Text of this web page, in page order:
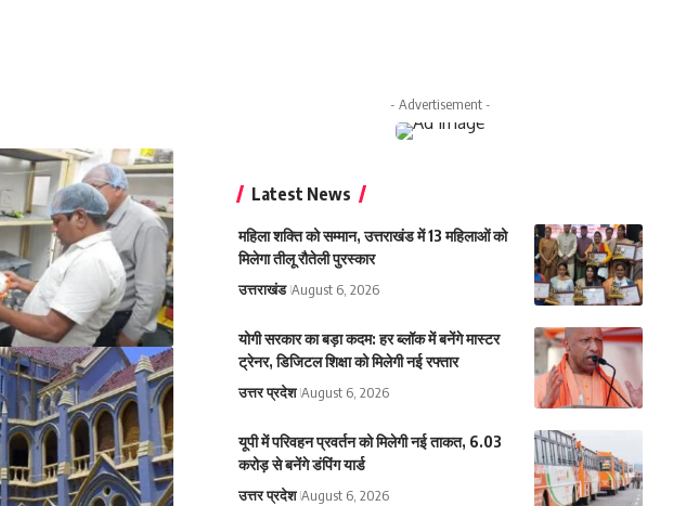
- Advertisement -
Latest News
महिला शक्ति को सम्मान, उत्तराखंड में 13 महिलाओं को
मिलेगा तीलू रौतेली पुरस्कार
उत्तराखंड August 6, 2026
योगी सरकार का बड़ा कदम: हर ब्लॉक में बनेंगे मास्टर
ट्रेनर, डिजिटल शिक्षा को मिलेगी नई रफ्तार
उत्तर प्रदेश August 6, 2026
यूपी में परिवहन प्रवर्तन को मिलेगी नई ताकत, 6.03
करोड़ से बनेंगे डंपिंग यार्ड
उत्तर प्रदेश August 6, 2026